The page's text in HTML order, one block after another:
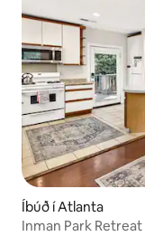
Íbúð í Atlanta
Inman Park